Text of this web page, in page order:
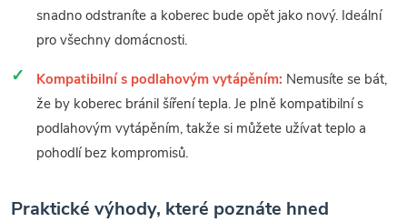
snadno odstraníte a koberec bude opět jako nový. Ideální
pro všechny domácnosti.
Kompatibilní s podlahovým vytápěním: Nemusíte se bát,
že by koberec bránil šíření tepla. Je plně kompatibilní s
podlahovým vytápěním, takže si můžete užívat teplo a
pohodlí bez kompromisů.
Praktické výhody, které poznáte hned